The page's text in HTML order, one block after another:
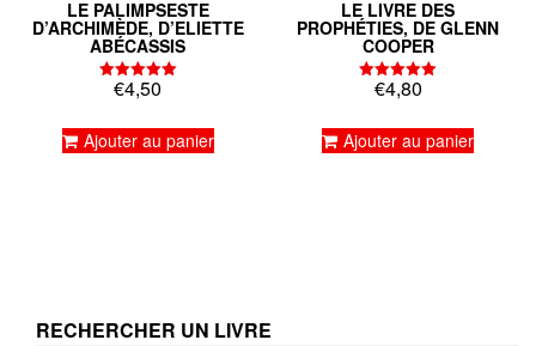
LE PALIMPSESTE
D’ARCHIMÈDE, D’ELIETTE
ABÉCASSIS
Note
€4,50
Ajouter au panier
LE LIVRE DES
PROPHÉTIES, DE GLENN
COOPER
Note
€4,80
Ajouter au panier
RECHERCHER UN LIVRE